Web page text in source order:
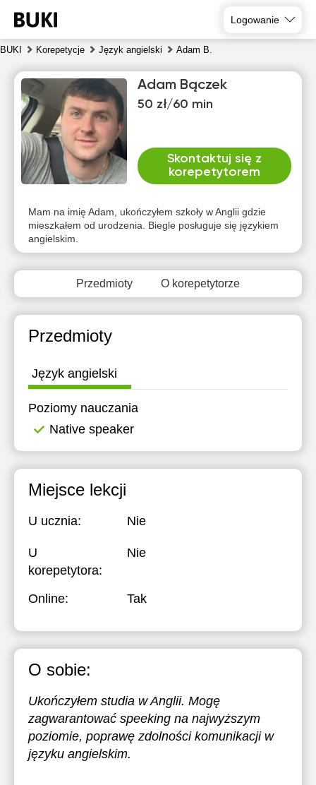
Logowanie
BUKI Korepetycje Język angielski Adam B.
Adam Bączek
50 zł/60 min
Skontaktuj się z
korepetytorem
Mam na imię Adam, ukończyłem szkoły w Anglii gdzie
mieszkałem od urodzenia. Biegle posługuje się językiem
angielskim.
Przedmioty O korepetytorze
Przedmioty
Język angielski
Poziomy nauczania
Native speaker
Miejsce lekcji
U ucznia: Nie
U
korepetytora:
Nie
Online: Tak
O sobie:
Ukończyłem studia w Anglii. Mogę
zagwarantować speeking na najwyższym
poziomie, poprawę zdolności komunikacji w
języku angielskim.
6
7
8
9
10
Brak
dostępnych
terminów
dostępnych
terminów
dostępnych
terminów
dostępnych
terminów
dostępnych
terminów
Brak
terminów